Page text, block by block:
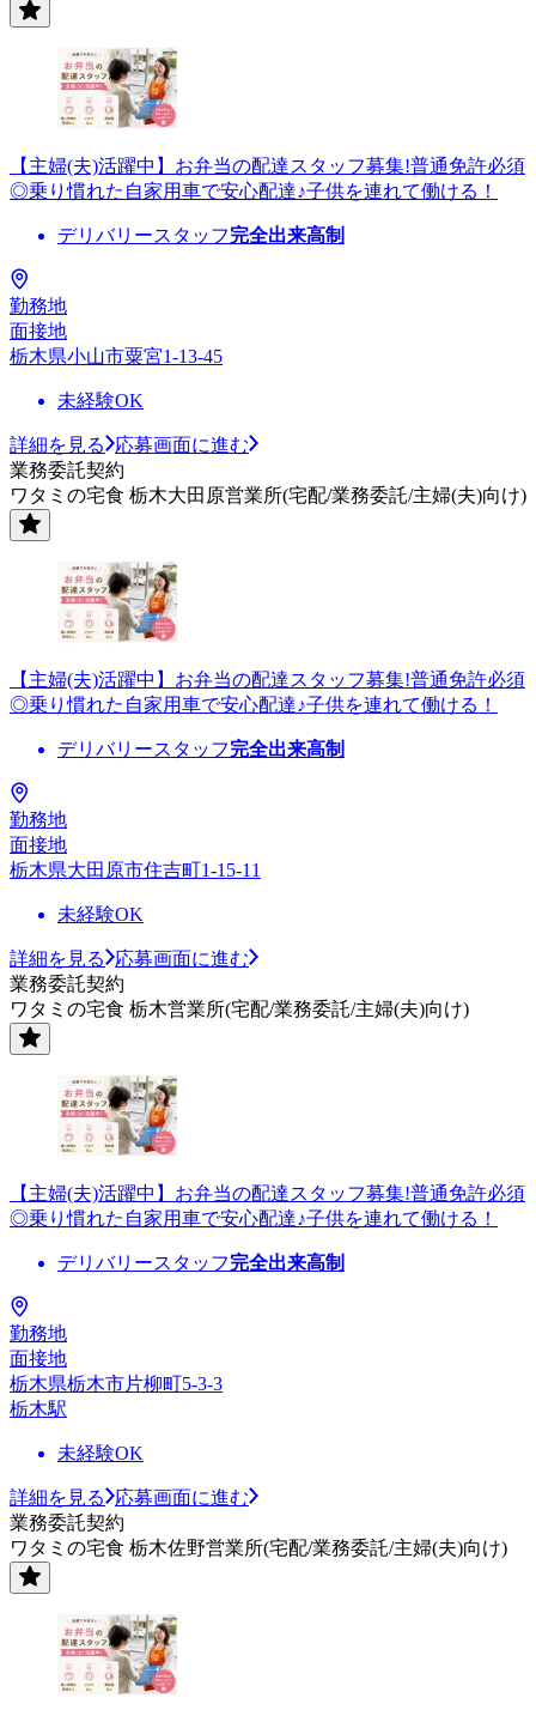
【主婦(夫)活躍中】お弁当の配達スタッフ募集!普通免許必須
◎乗り慣れた自家用車で安心配達♪子供を連れて働ける！
デリバリースタッフ完全出来高制
勤務地
面接地
栃木県小山市粟宮1-13-45
未経験OK
詳細を見る
応募画面に進む
業務委託契約
ワタミの宅食 栃木大田原営業所(宅配/業務委託/主婦(夫)向け)
【主婦(夫)活躍中】お弁当の配達スタッフ募集!普通免許必須
◎乗り慣れた自家用車で安心配達♪子供を連れて働ける！
デリバリースタッフ完全出来高制
勤務地
面接地
栃木県大田原市住吉町1-15-11
未経験OK
詳細を見る
応募画面に進む
業務委託契約
ワタミの宅食 栃木営業所(宅配/業務委託/主婦(夫)向け)
【主婦(夫)活躍中】お弁当の配達スタッフ募集!普通免許必須
◎乗り慣れた自家用車で安心配達♪子供を連れて働ける！
デリバリースタッフ完全出来高制
勤務地
面接地
栃木県栃木市片柳町5-3-3
栃木駅
未経験OK
詳細を見る
応募画面に進む
業務委託契約
ワタミの宅食 栃木佐野営業所(宅配/業務委託/主婦(夫)向け)